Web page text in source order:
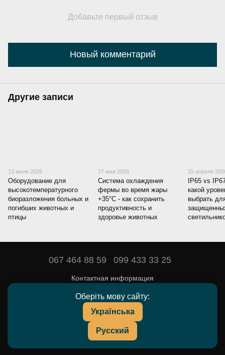
Оберіть мову сайту:
Українська
Русский
Добавьте первый отзыв
Новый комментарий
Другие записи
13 июля 2026
Оборудование для
высокотемпературного
биоразложения больных и
погибших животных и
птицы
27 мая 2026
Система охлаждения
фермы во время жары
+35°C - как сохранить
продуктивность и
здоровье животных
15 апреля
IP65 vs
какой
выбрать
067 464 88 59 099 433 33 25
Контактная информация
Полная версия сайта
© 2016—2026
DEYARDA — товары и препараты для животноводства.
UA RU